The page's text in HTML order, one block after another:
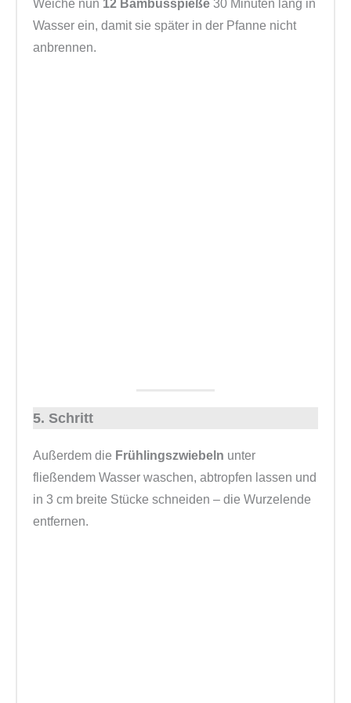
Weiche nun 12 Bambusspieße 30 Minuten lang in
Wasser ein, damit sie später in der Pfanne nicht
anbrennen.
5. Schritt
Außerdem die Frühlingszwiebeln unter
fließendem Wasser waschen, abtropfen lassen und
in 3 cm breite Stücke schneiden – die Wurzelende
entfernen.